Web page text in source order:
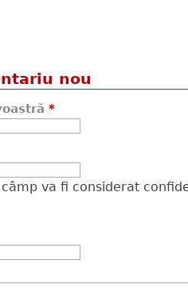
nou
*
va fi considerat